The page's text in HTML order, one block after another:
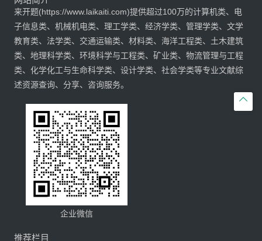

来开题(https://www.laikaiti.com)提供超过100万的计算机类、电
子信息类、机械机电类、理工学类、经济学类、管理学类、文学
教育类、法学类、交通运输类、材料类、海洋工程类、土木建筑
类、地理科学类、环境科学与工程类、矿业类、物流管理与工程
类、化学化工与生命科学类、设计学类、社会学类等专业文献综
述资源查询、分享、咨询服务。
企业微信
推荐栏目